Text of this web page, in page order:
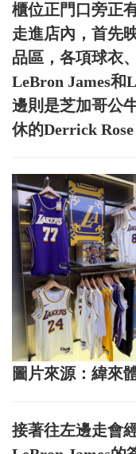
櫃位正門口旁正
走進店內，首先
品區，各項球衣
LeBron James和
邊則是芝加哥公
休的Derrick Rose
圖片來源：緯來
接著往左邊走會